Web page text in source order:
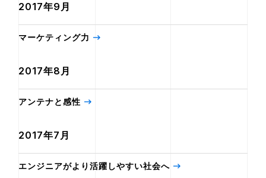
2017年9月
マーケティング力
2017年8月
アンテナと感性
2017年7月
エンジニアがより活躍しやすい社会へ